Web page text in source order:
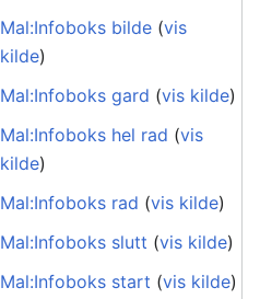
Mal:Infoboks bilde (vis
kilde)
Mal:Infoboks gard (vis kilde)
Mal:Infoboks hel rad (vis
kilde)
Mal:Infoboks rad (vis kilde)
Mal:Infoboks slutt (vis kilde)
Mal:Infoboks start (vis kilde)